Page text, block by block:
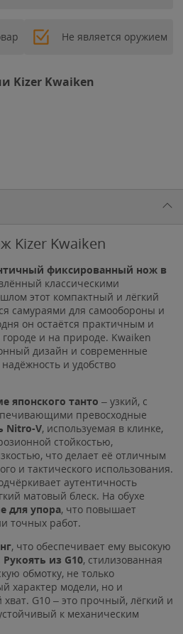
Не является оружием
Kizer Kwaiken
Kizer Kwaiken
фиксированный нож в
классическими
этот компактный и лёгкий
самураями для самообороны и
он остаётся практичным и
и на природе. Kwaiken
дизайн и современные
и удобство
японского танто – узкий, с
превосходные
Nitro-V, используемая в клинке,
стойкостью,
что делает её отличным
и тактического использования.
аутентичность
матовый блеск. На обухе
для упора, что повышает
точных работ.
, что обеспечивает ему высокую
Рукоять из G10, стилизованная
обмотку, не только
характер модели, но и
G10 – это прочный, лёгкий и
к механическим